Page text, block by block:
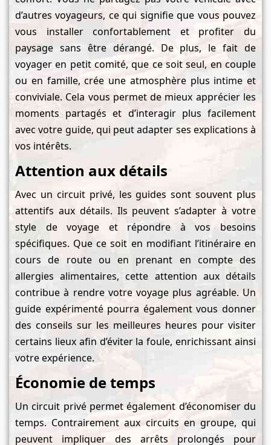
d’autres voyageurs, ce qui signifie que vous pouvez
vous installer confortablement et profiter du
paysage sans être dérangé. De plus, le fait de
voyager en petit comité, que ce soit seul, en couple
ou en famille, crée une atmosphère plus intime et
conviviale. Cela vous permet de mieux apprécier les
moments partagés et d’interagir plus facilement
avec votre guide, qui peut adapter ses explications à
vos intérêts.
Attention aux détails
Avec un circuit privé, les guides sont souvent plus
attentifs aux détails. Ils peuvent s’adapter à votre
style de voyage et répondre à vos besoins
spécifiques. Que ce soit en modifiant l’itinéraire en
cours de route ou en prenant en compte des
allergies alimentaires, cette attention aux détails
contribue à rendre votre voyage plus agréable. Un
guide expérimenté pourra également vous donner
des conseils sur les meilleures heures pour visiter
certains lieux afin d’éviter la foule, enrichissant ainsi
votre expérience.
Économie de temps
Un circuit privé permet également d’économiser du
temps. Contrairement aux circuits en groupe, qui
peuvent impliquer des arrêts prolongés pour